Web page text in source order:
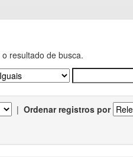
resultado de busca.
| Ordenar registros por